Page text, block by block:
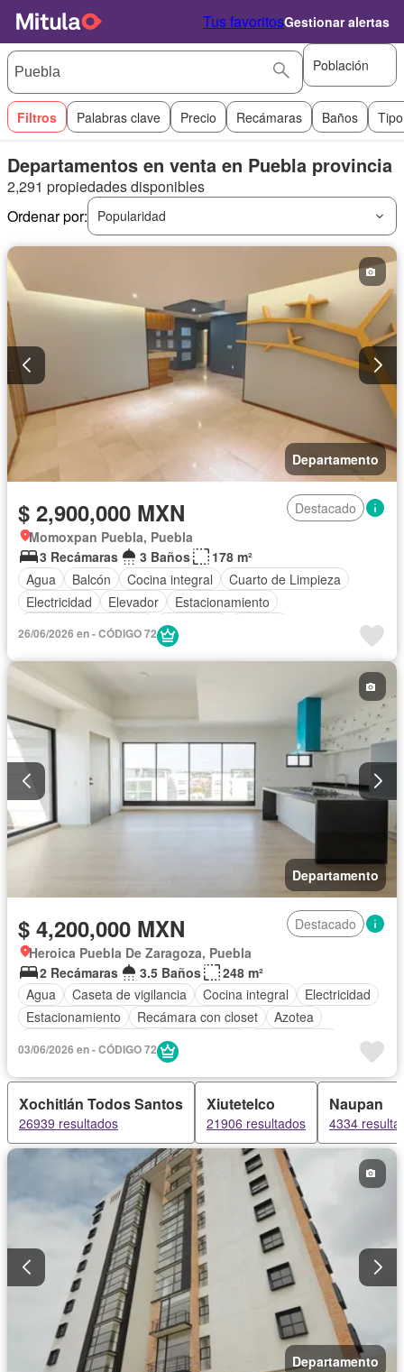
Tus favoritosGestionar alertas
Población
Filtros Palabras clave Precio Recámaras Baños
Departamentos en venta en Puebla provincia
2,291 propiedades disponibles
Ordenar por:
Popularidad
Departamento
$ 2,900,000 MXN
Destacado
Momoxpan Puebla, Puebla
3 Recámaras
3 Baños
178 m²
Agua
Balcón Cocina integral
Cuarto de Limpieza
Electricidad
Elevador
Estacionamiento
Recámara con closet
Seguridad
Sin amueblar
26/06/2026 en - CÓDIGO 72
Departamento
$ 4,200,000 MXN
Destacado
Heroica Puebla De Zaragoza, Puebla
2 Recámaras
3.5 Baños
248 m²
Agua
Caseta de vigilancia Cocina integral
Electricidad
Estacionamiento
Recámara con closet
Azotea
Terraza Zonas verdes
03/06/2026 en - CÓDIGO 72
Xochitlán Todos Santos
26939 resultados
Xiutetelco
21906 resultados
Naupan
4334
Departamento